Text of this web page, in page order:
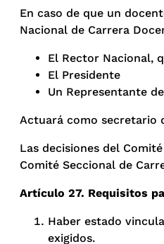
En caso de que un
Nacional de Carrera
El Rector Nacional,
El Presidente
Un Representante
Actuará como secretario
Las decisiones del
Comité Seccional de
Artículo 27. Requisitos
Haber estado
exigidos.